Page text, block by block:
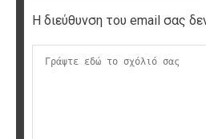
Η διεύθυνση του email σας